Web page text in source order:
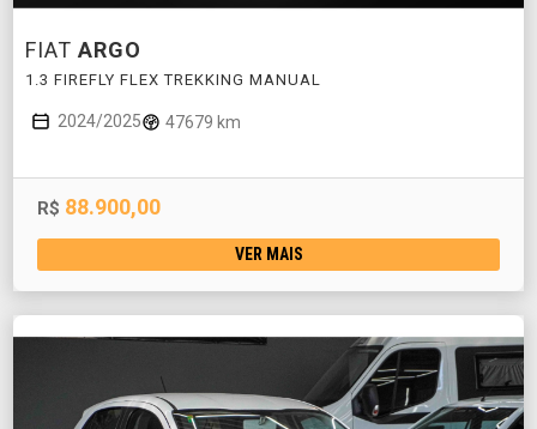
FIAT ARGO
1.3 FIREFLY FLEX TREKKING MANUAL
2024/2025 47679 km
R$ 88.900,00
VER MAIS